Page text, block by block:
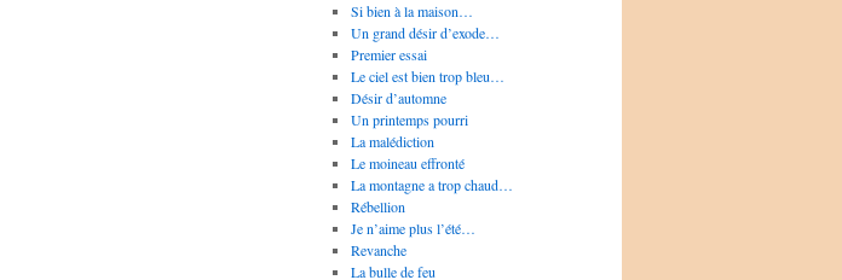
Si bien à la maison…
Un grand désir d’exode…
Premier essai
Le ciel est bien trop bleu…
Désir d’automne
Un printemps pourri
La malédiction
Le moineau effronté
La montagne a trop chaud…
Rébellion
Je n’aime plus l’été…
Revanche
La bulle de feu